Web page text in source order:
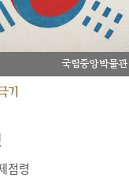
국립중앙박물관
기
점령